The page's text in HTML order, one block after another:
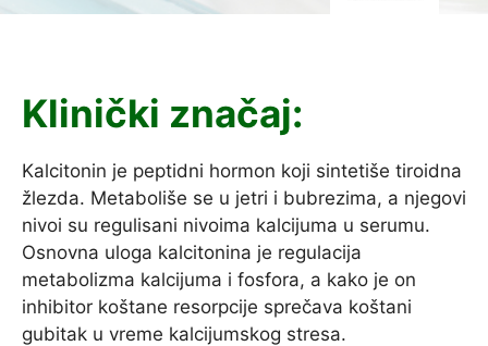
Klinički značaj:
Kalcitonin je peptidni hormon koji sintetiše tiroidna
žlezda. Metaboliše se u jetri i bubrezima, a njegovi
nivoi su regulisani nivoima kalcijuma u serumu.
Osnovna uloga kalcitonina je regulacija
metabolizma kalcijuma i fosfora, a kako je on
inhibitor koštane resorpcije sprečava koštani
gubitak u vreme kalcijumskog stresa.